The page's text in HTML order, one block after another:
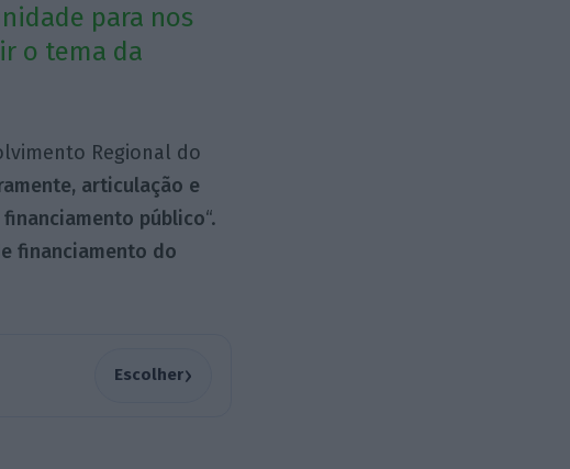
para nos
o tema da
Regional do
articulação e
público“.
financiamento do
Escolher›